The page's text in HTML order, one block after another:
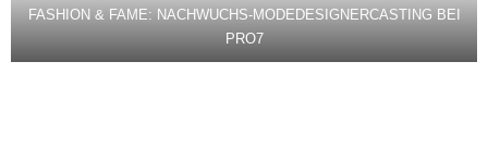
FASHION & FAME: NACHWUCHS-MODEDESIGNERCASTING BEI
PRO7